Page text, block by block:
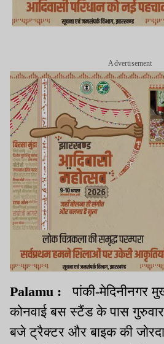
Advertisement
Palamu : पांकी-मेदिनीनगर
कोनवाईबसस्टैंडके पास
बजेट्रैक्टर औरबाइककी